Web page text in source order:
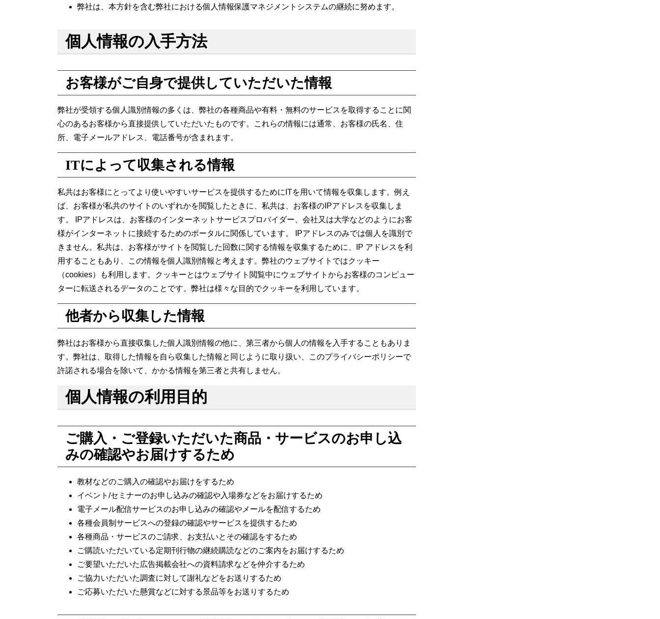
弊社は、本方針を含む弊社における個人情報保護マネジメントシステムの継続に努めます。
個人情報の入手方法
お客様がご自身で提供していただいた情報
弊社が受領する個人識別情報の多くは、弊社の各種商品や有料・無料のサービスを取得することに関
心のあるお客様から直接提供していただいたものです。これらの情報には通常、お客様の氏名、住
所、電子メールアドレス、電話番号が含まれます。
ITによって収集される情報
私共はお客様にとってより使いやすいサービスを提供するためにITを用いて情報を収集します。例え
ば、お客様が私共のサイトのいずれかを閲覧したときに、私共は、お客様のIPアドレスを収集しま
す。 IPアドレスは、お客様のインターネットサービスプロバイダー、会社又は大学などのようにお客
様がインターネットに接続するためのポータルに関係しています。 IPアドレスのみでは個人を識別で
きません。私共は、お客様がサイトを閲覧した回数に関する情報を収集するために、IP アドレスを利
用することもあり、この情報を個人識別情報と考えます。弊社のウェブサイトではクッキー
（cookies）も利用します。クッキーとはウェブサイト閲覧中にウェブサイトからお客様のコンピュー
ターに転送されるデータのことです。弊社は様々な目的でクッキーを利用しています。
他者から収集した情報
弊社はお客様から直接収集した個人識別情報の他に、第三者から個人の情報を入手することもありま
す。弊社は、取得した情報を自ら収集した情報と同じように取り扱い、このプライバシーポリシーで
許諾される場合を除いて、かかる情報を第三者と共有しません。
個人情報の利用目的
ご購入・ご登録いただいた商品・サービスのお申し込
みの確認やお届けするため
教材などのご購入の確認やお届けをするため
イベント/セミナーのお申し込みの確認や入場券などをお届けするため
電子メール配信サービスのお申し込みの確認やメールを配信するため
各種会員制サービスへの登録の確認やサービスを提供するため
各種商品・サービスのご請求、お支払いとその確認をするため
ご購読いただいている定期刊行物の継続購読などのご案内をお届けするため
ご要望いただいた広告掲載会社への資料請求などを仲介するため
ご協力いただいた調査に対して謝礼などをお送りするため
ご応募いただいた懸賞などに対する景品等をお送りするため